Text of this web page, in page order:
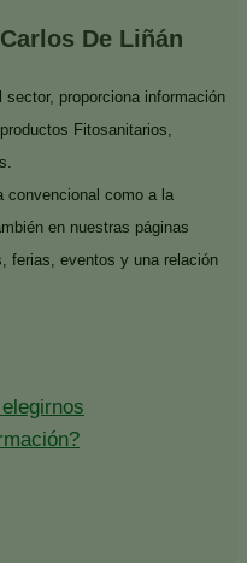
De Liñán
proporciona información
Fitosanitarios,
convencional como a la
en nuestras páginas
ferias, eventos y una relación